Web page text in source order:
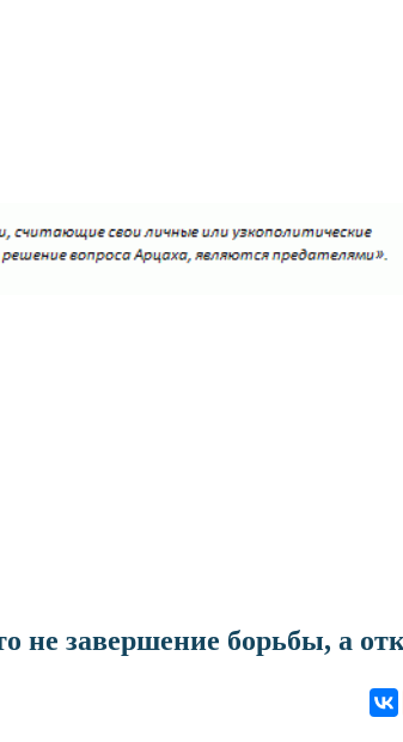
не завершение борьбы, а